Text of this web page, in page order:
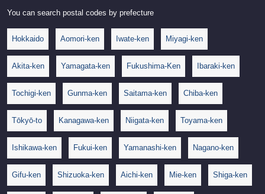
You can search postal codes by prefecture
Hokkaido Aomori-ken Iwate-ken Miyagi-ken
Akita-ken Yamagata-ken Fukushima-Ken Ibaraki-ken
Tochigi-ken Gunma-ken Saitama-ken Chiba-ken
Tōkyō-to Kanagawa-ken Niigata-ken Toyama-ken
Ishikawa-ken Fukui-ken Yamanashi-ken Nagano-ken
Gifu-ken Shizuoka-ken Aichi-ken Mie-ken Shiga-ken